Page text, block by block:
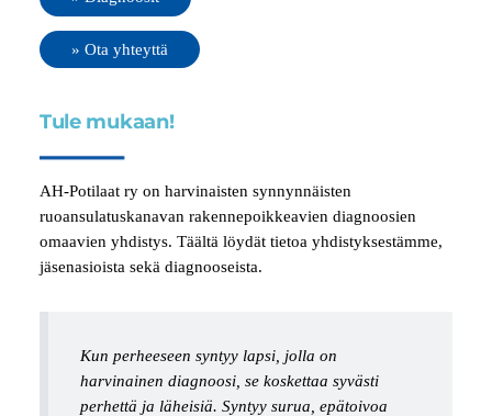
» Ota yhteyttä
Tule mukaan!
AH-Potilaat ry on harvinaisten synnynnäisten
ruoansulatuskanavan rakennepoikkeavien diagnoosien
omaavien yhdistys. Täältä löydät tietoa yhdistyksestämme,
jäsenasioista sekä diagnooseista.
Kun perheeseen syntyy lapsi, jolla on
harvinainen diagnoosi, se koskettaa syvästi
perhettä ja läheisiä. Syntyy surua, epätoivoa